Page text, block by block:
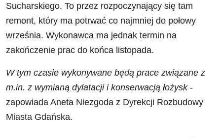
Sucharskiego. To przez rozpoczynający się tam
remont, który ma potrwać co najmniej do połowy
września. Wykonawca ma jednak termin na
zakończenie prac do końca listopada.
W tym czasie wykonywane będą prace związane z
m.in. z wymianą dylatacji i konserwacją łożysk -
zapowiada Aneta Niezgoda z Dyrekcji Rozbudowy
Miasta Gdańska.